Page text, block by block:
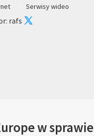
Serwisy wideo
rafs
w sprawie